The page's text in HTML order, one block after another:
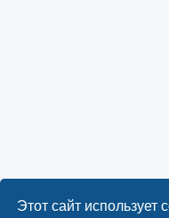
Этот сайт использует